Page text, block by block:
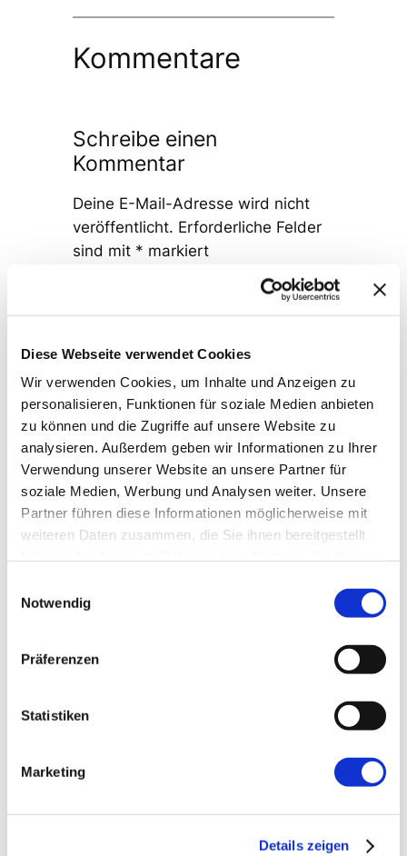
Diese Webseite verwendet Cookies
Wir verwenden Cookies, um Inhalte und Anzeigen zu
personalisieren, Funktionen für soziale Medien anbieten
zu können und die Zugriffe auf unsere Website zu
analysieren. Außerdem geben wir Informationen zu Ihrer
Verwendung unserer Website an unsere Partner für
soziale Medien, Werbung und Analysen weiter. Unsere
Partner führen diese Informationen möglicherweise mit
weiteren Daten zusammen, die Sie ihnen bereitgestellt
Notwendig
Präferenzen
Statistiken
Marketing
Details zeigen
Kommentare
Schreibe einen
Kommentar
Deine E-Mail-Adresse wird nicht
veröffentlicht. Erforderliche Felder
sind mit * markiert
Name*
E-Mail-Adresse
Website
haben